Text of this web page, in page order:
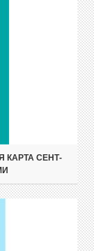
КАРТА СЕНТ-